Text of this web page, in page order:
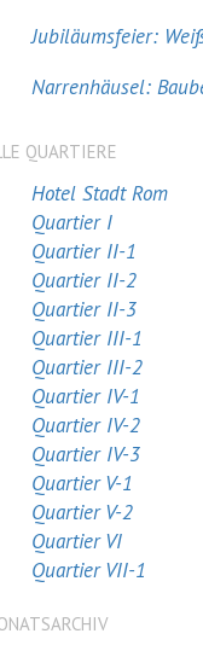
Jubiläumsfeier:
Narrenhäusel:
QUARTIERE
Hotel Stadt Rom
Quartier I
Quartier II-1
Quartier II-2
Quartier II-3
Quartier III-1
Quartier III-2
Quartier IV-1
Quartier IV-2
Quartier IV-3
Quartier V-1
Quartier V-2
Quartier VI
Quartier VII-1